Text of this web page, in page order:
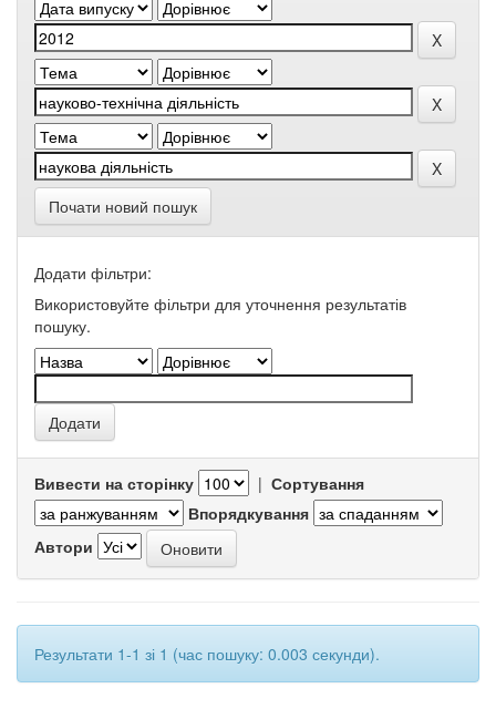
Почати новий пошук
Додати фільтри:
Використовуйте фільтри для уточнення результатів
пошуку.
Вивести на сторінку | Сортування
Впорядкування
Автори
Результати 1-1 зі 1 (час пошуку: 0.003 секунди).